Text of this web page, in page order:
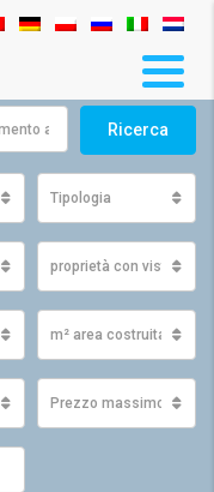
Ricerca
Tipologia
proprietà con vista
m² area costruita
Prezzo massimo